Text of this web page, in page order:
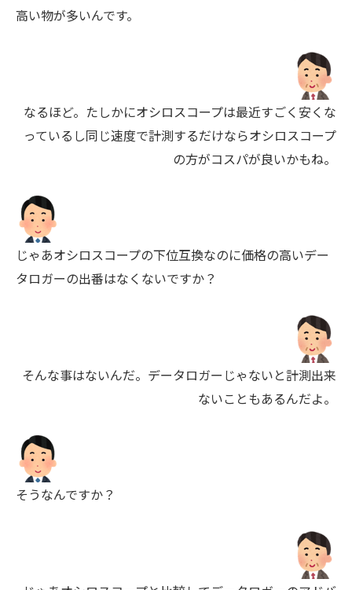
高い物が多いんです。
なるほど。たしかにオシロスコープは最近すごく安くな
っているし同じ速度で計測するだけならオシロスコープ
の方がコスパが良いかもね。
じゃあオシロスコープの下位互換なのに価格の高いデー
タロガーの出番はなくないですか？
そんな事はないんだ。データロガーじゃないと計測出来
ないこともあるんだよ。
そうなんですか？